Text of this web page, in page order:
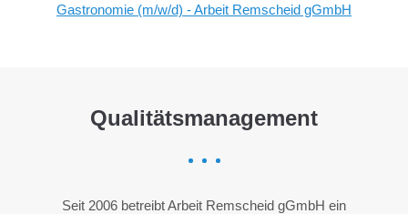
Gastronomie (m/w/d) - Arbeit Remscheid gGmbH
Qualitätsmanagement
Seit 2006 betreibt Arbeit Remscheid gGmbH ein